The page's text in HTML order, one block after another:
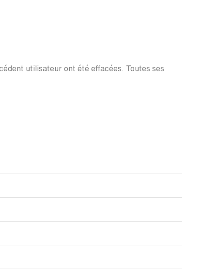
utilisateur ont été effacées. Toutes ses